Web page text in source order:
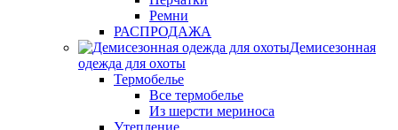
Ремни
РАСПРОДАЖА
Демисезонная
одежда для охоты
Термобелье
Все термобелье
Из шерсти мериноса
Утепление